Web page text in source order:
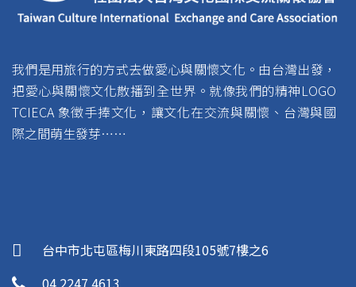
我們是用旅行的方式去做愛心與關懷文化。由台灣出發，
把愛心與關懷文化散播到全世界。就像我們的精神LOGO
TCIECA 象徵手捧文化，讓文化在交流與關懷、台灣與國
際之間萌生發芽……
台中市北屯區梅川東路四段105號7樓之6
04 2247 4613